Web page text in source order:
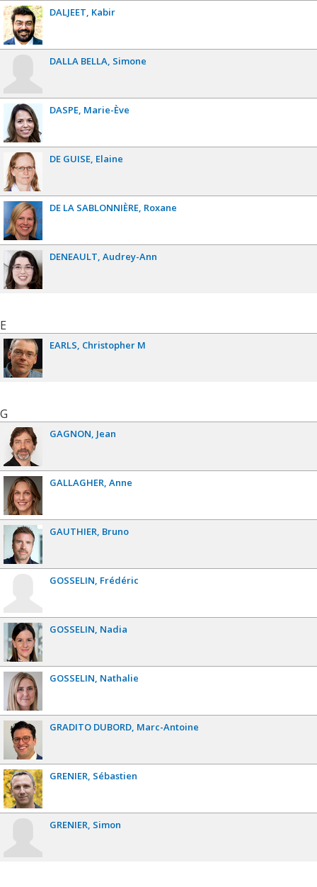
DALJEET Kabir
DALLA BELLA Simone
DASPE Marie-Ève
DE GUISE Elaine
DE LA SABLONNIÈRE Roxane
DENEAULT Audrey-Ann
E
EARLS Christopher M
G
GAGNON Jean
GALLAGHER Anne
GAUTHIER Bruno
GOSSELIN Frédéric
GOSSELIN Nadia
GOSSELIN Nathalie
GRADITO DUBORD Marc-Antoine
GRENIER Sébastien
GRENIER Simon